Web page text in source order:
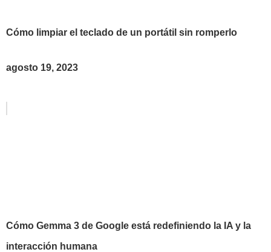
Cómo limpiar el teclado de un portátil sin romperlo
agosto 19, 2023
Cómo Gemma 3 de Google está redefiniendo la IA y la
interacción humana